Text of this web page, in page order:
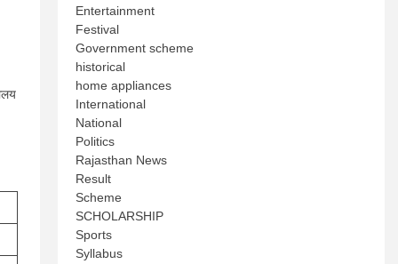
Entertainment
Festival
Government scheme
historical
home appliances
International
National
Politics
Rajasthan News
Result
Scheme
SCHOLARSHIP
Sports
Syllabus